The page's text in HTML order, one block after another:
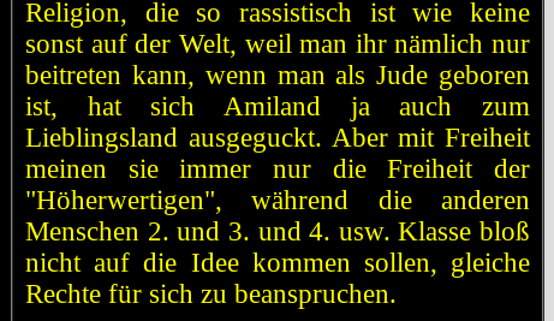
Religion, die so rassistisch ist wie keine
sonst auf der Welt, weil man ihr nämlich nur
beitreten kann, wenn man als Jude geboren
ist, hat sich Amiland ja auch zum
Lieblingsland ausgeguckt. Aber mit Freiheit
meinen sie immer nur die Freiheit der
"Höherwertigen", während die anderen
Menschen 2. und 3. und 4. usw. Klasse bloß
nicht auf die Idee kommen sollen, gleiche
Rechte für sich zu beanspruchen.